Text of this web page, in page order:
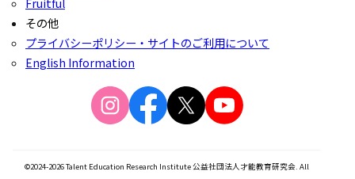
Fruitful
その他
プライバシーポリシー・サイトのご利用について
English Information
©2024-2026 Talent Education Research Institute 公益社団法人才能教育研究会. All